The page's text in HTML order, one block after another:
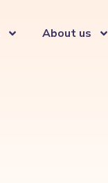
About us